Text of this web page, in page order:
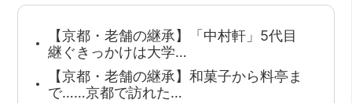
【京都・老舗の継承】「中村軒」5代目
継ぐきっかけは大学…
【京都・老舗の継承】和菓子から料亭ま
で……京都で訪れた…